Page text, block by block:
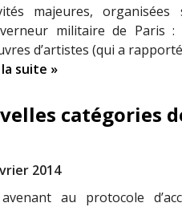
majeures,
militaire de Paris :
d’artistes (qui a
suite »
catégories
2014
au protocole